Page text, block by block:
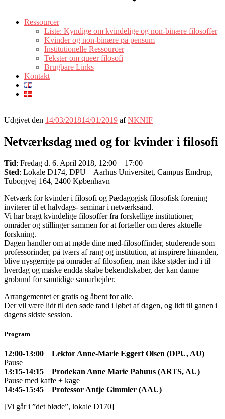
Ressourcer
Liste: Kyndige om kvindelige og non-binære filosoffer
Kvinder og non-binære på pensum
Institutionelle Ressourcer
Tekster om queer filosofi
Brugbare Links
Kontakt
Udgivet den 14/03/201814/01/2019 afNKNIF
Netværksdag med og for kvinder i filosofi
Tid: Fredag d. 6. April 2018, 12:00 – 17:00
Sted: Lokale D174, DPU – Aarhus Universitet, Campus Emdrup,
Tuborgvej 164, 2400 København
Netværk for kvinder i filosofi og Pædagogisk filosofisk forening
inviterer til et halvdags- seminar i netværksånd.
Vi har bragt kvindelige filosoffer fra forskellige institutioner,
områder og stillinger sammen for at fortæller om deres aktuelle
forskning.
Dagen handler om at møde dine med-filosoffinder, studerende som
professorinder, på tværs af rang og institution, at inspirere hinanden,
blive nysgerrige på områder af filosofien, man ikke støder ind i til
hverdag og måske endda skabe bekendtskaber, der kan danne
grobund for samtidige samarbejder.
Arrangementet er gratis og åbent for alle.
Der vil være lidt til den søde tand i løbet af dagen, og lidt til ganen i
dagens sidste session.
Program
12:00-13:00 Lektor Anne-Marie Eggert Olsen (DPU, AU)
Pause
13:15-14:15 Prodekan Anne Marie Pahuus (ARTS, AU)
Pause med kaffe + kage
14:45-15:45 Professor Antje Gimmler (AAU)
[Vi går i ”det bløde”, lokale D170]